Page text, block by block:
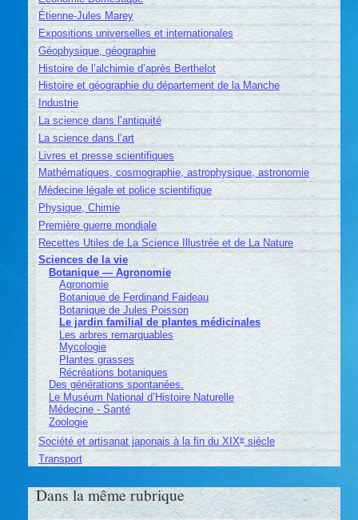
Étienne-Jules Marey
Expositions universelles et internationales
Géophysique, géographie
Histoire de l’alchimie d’après Berthelot
Histoire et géographie du département de la Manche
Industrie
La science dans l’antiquité
La science dans l’art
Livres et presse scientifiques
Mathématiques, cosmographie, astrophysique, astronomie
Médecine légale et police scientifique
Physique, Chimie
Première guerre mondiale
Recettes Utiles de La Science Illustrée et de La Nature
Sciences de la vie
Botanique — Agronomie
Agronomie
Botanique de Ferdinand Faideau
Botanique de Jules Poisson
Le jardin familial de plantes médicinales
Les arbres remarquables
Mycologie
Plantes grasses
Récréations botaniques
Des générations spontanées.
Le Muséum National d’Histoire Naturelle
Médecine - Santé
Zoologie
Société et artisanat japonais à la fin du XIXesiècle
Transport
Dans la même rubrique